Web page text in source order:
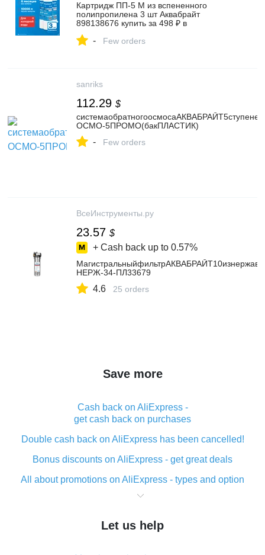
Картридж ПП-5 М из вспененного
полипропилена 3 шт Аквабрайт
898138676 купить за 498 ₽ в
- Few orders
sanriks
112.29 $
ОСМО-5ПРОМО(бакПЛАСТИК)
- Few orders
ВсеИнструменты.ру
23.57 $
+ Cash back up to 0.57%
НЕРЖ-34-ПЛ33679
4.6 25 orders
Save more
Cash back on AliExpress -
get cash back on purchases
Double cash back on AliExpress has been cancelled!
Bonus discounts on AliExpress - get great deals
All about promotions on AliExpress - types and option
What is cash back when making purchases on
The best place to download cash back for AliExpress
Let us help